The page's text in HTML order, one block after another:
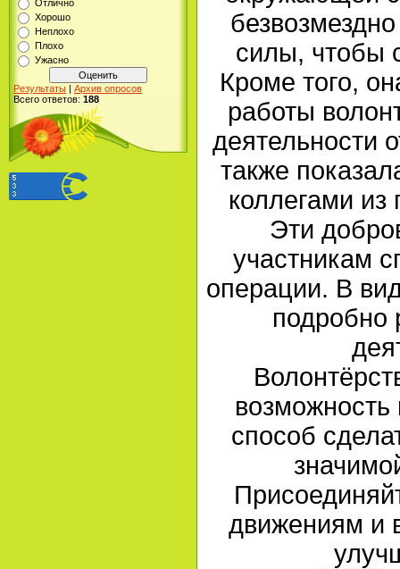
Отлично
Хорошо
Неплохо
Плохо
Ужасно
Результаты | Архив опросов
Всего ответов: 188
силы, чтобы
Кроме того,
работы
деятельности
также
коллегами
Эти
участникам
операции. В
подробно
способ
движениям и